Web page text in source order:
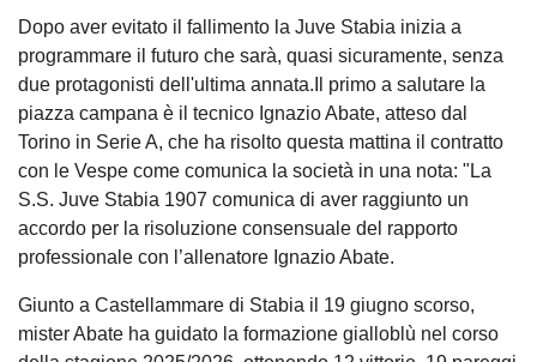
Dopo aver evitato il fallimento la Juve Stabia inizia a
programmare il futuro che sarà, quasi sicuramente, senza
due protagonisti dell'ultima annata.Il primo a salutare la
piazza campana è il tecnico Ignazio Abate, atteso dal
Torino in Serie A, che ha risolto questa mattina il contratto
con le Vespe come comunica la società in una nota: "La
S.S. Juve Stabia 1907 comunica di aver raggiunto un
accordo per la risoluzione consensuale del rapporto
professionale con l’allenatore Ignazio Abate.
Giunto a Castellammare di Stabia il 19 giugno scorso,
mister Abate ha guidato la formazione gialloblù nel corso